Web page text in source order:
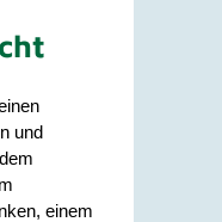
und
einem